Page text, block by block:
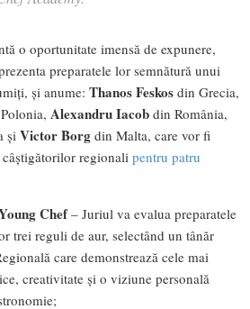
o oportunitate imensă de expunere,
preparatele lor semnătură unui
și anume: Thanos Feskos din Grecia,
Alexandru Iacob din România,
și Victor Borg din Malta, care vor fi
câștigătorilor regionali pentru patru
Chef – Juriul va evalua preparatele
trei reguli de aur, selectând un tânăr
care demonstrează cele mai
creativitate și o viziune personală